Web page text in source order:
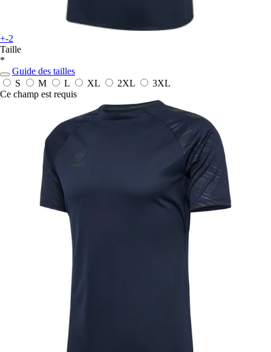
+-2
Taille
*
Guide des tailles
S
M L XL 2XL
3XL
Ce champ est requis